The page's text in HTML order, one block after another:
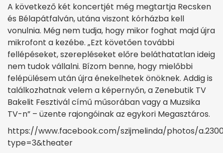
A következő két koncertjét még megtartja Recsken
és Bélapátfalván, utána viszont kórházba kell
vonulnia. Még nem tudja, hogy mikor foghat majd újra
mikrofont a kezébe. „Ezt követően további
fellépéseket, szerepléseket előre beláthatatlan ideig
nem tudok vállalni. Bízom benne, hogy mielőbbi
felépülésem után újra énekelhetek önöknek. Addig is
találkozhatnak velem a képernyőn, a Zenebutik TV
Bakelit Fesztivál című műsorában vagy a Muzsika
TV-n” – üzente rajongóinak az egykori Megasztáros.
https://www.facebook.com/szijmelinda/photos/
type=3&theater